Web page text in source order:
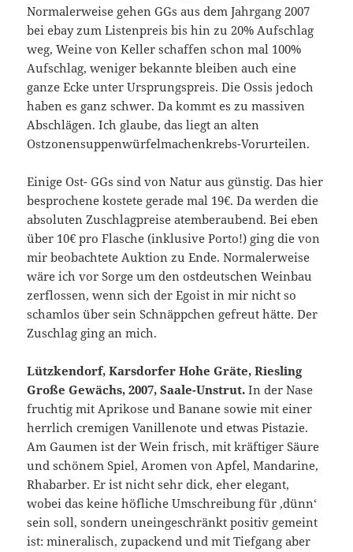
Normalerweise gehen GGs aus dem Jahrgang 2007
bei ebay zum Listenpreis bis hin zu 20% Aufschlag
weg, Weine von Keller schaffen schon mal 100%
Aufschlag, weniger bekannte bleiben auch eine
ganze Ecke unter Ursprungspreis. Die Ossis jedoch
haben es ganz schwer. Da kommt es zu massiven
Abschlägen. Ich glaube, das liegt an alten
Ostzonensuppenwürfelmachenkrebs-Vorurteilen.
Einige Ost- GGs sind von Natur aus günstig. Das hier
besprochene kostete gerade mal 19€. Da werden die
absoluten Zuschlagpreise atemberaubend. Bei eben
über 10€ pro Flasche (inklusive Porto!) ging die von
mir beobachtete Auktion zu Ende. Normalerweise
wäre ich vor Sorge um den ostdeutschen Weinbau
zerflossen, wenn sich der Egoist in mir nicht so
schamlos über sein Schnäppchen gefreut hätte. Der
Zuschlag ging an mich.
Lützkendorf, Karsdorfer Hohe Gräte, Riesling
Große Gewächs, 2007, Saale-Unstrut. In der Nase
fruchtig mit Aprikose und Banane sowie mit einer
herrlich cremigen Vanillenote und etwas Pistazie.
Am Gaumen ist der Wein frisch, mit kräftiger Säure
und schönem Spiel, Aromen von Apfel, Mandarine,
Rhabarber. Er ist nicht sehr dick, eher elegant,
wobei das keine höfliche Umschreibung für ‚dünn‘
sein soll, sondern uneingeschränkt positiv gemeint
ist: mineralisch, zupackend und mit Tiefgang aber